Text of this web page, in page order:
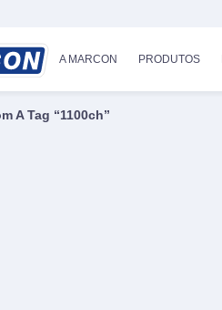
A MARCON PRODUTOS
A Tag “1100ch”